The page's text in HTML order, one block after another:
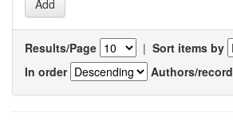
Results/Page | Sort items by
In order
Authors/record